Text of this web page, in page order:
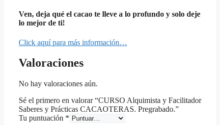
Ven, deja qué el cacao te lleve a lo profundo y solo deje
lo mejor de ti!
Click aquí para más información…
Valoraciones
No hay valoraciones aún.
Sé el primero en valorar “CURSO Alquimista y Facilitador
Saberes y Prácticas CACAOTERAS. Pregrabado.”
Tu puntuación *